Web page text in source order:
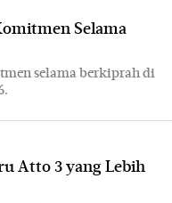
Selama
selama berkiprah di
Atto 3 yang Lebih